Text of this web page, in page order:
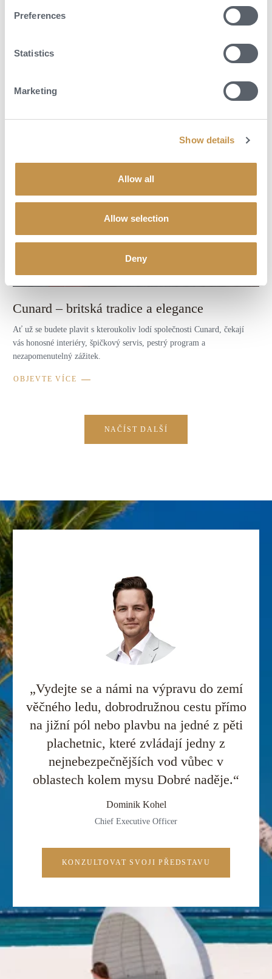
Preferences
Statistics
Marketing
Show details
Allow all
Allow selection
Deny
Cunard – britská tradice a elegance
Ať už se budete plavit s kteroukoliv lodí společnosti Cunard, čekají
vás honosné interiéry, špičkový servis, pestrý program a
nezapomenutelný zážitek.
OBJEVTE VÍCE
NAČÍST DALŠÍ
„Vydejte se a námi na výpravu do zemí
věčného ledu, dobrodružnou cestu přímo
na jižní pól nebo plavbu na jedné z pěti
plachetnic, které zvládají jedny z
nejnebezpečnějších vod vůbec v
oblastech kolem mysu Dobré naděje.“
Dominik Kohel
Chief Executive Officer
KONZULTOVAT SVOJI PŘEDSTAVU